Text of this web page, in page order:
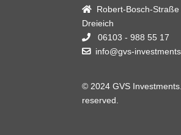
Robert-Bosch-
Dreieich
06103 - 988 55 17
info@gvs-
© 2024 GVS
reserved.